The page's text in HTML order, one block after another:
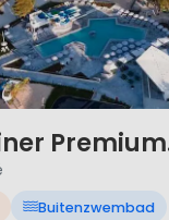
gebraden
tot een
van deze
heeft
Buitenzwembad